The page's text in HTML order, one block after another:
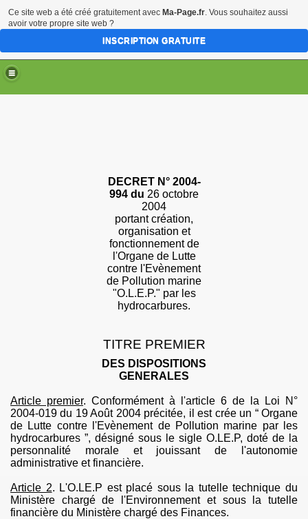
DECRET N° 2004-
994 du 26 octobre
2004
portantcréation,
organisation et
fonctionnement de
l'Organe de Lutte
contre l'Evènement
de Pollution marine
"O.L.E.P." par les
hydrocarbures.
TITRE PREMIER
DES DISPOSITIONS
GENERALES
Article premier. Conformément à l'article 6 de la Loi N°
2004-019 du 19 Août 2004 précitée, il est crée un “ Organe
de Lutte contre l'Evènement de Pollution marine par les
hydrocarbures ”, désigné sous le sigle O.LE.P, doté de la
personnalité morale et jouissant de l'autonomie
administrative et financière.
Article 2. L'O.LE.P est placé sous la tutelle technique du
Ministère chargé de l'Environnement et sous la tutelle
financière du Ministère chargé des Finances.
Ce site web a été créé gratuitement avec Ma-Page.fr. Vous souhaitez aussi
avoir votre propre site web ?
INSCRIPTION GRATUITE